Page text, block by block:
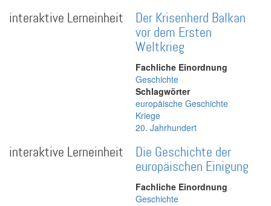
interaktive Lerneinheit
Der Krisenherd Balkan
vor dem Ersten
Weltkrieg
Fachliche Einordnung
Geschichte
Schlagwörter
europäische Geschichte
Kriege
20. Jahrhundert
interaktive Lerneinheit
Die Geschichte der
europäischen Einigung
Fachliche Einordnung
Geschichte